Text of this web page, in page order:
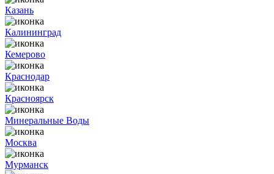
Казань
Калининград
Кемерово
Краснодар
Красноярск
Минеральные Воды
Москва
Мурманск